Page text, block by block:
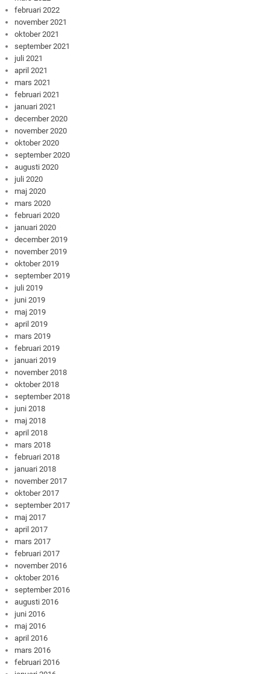
februari 2022
november 2021
oktober 2021
september 2021
juli 2021
april 2021
mars 2021
februari 2021
januari 2021
december 2020
november 2020
oktober 2020
september 2020
augusti 2020
juli 2020
maj 2020
mars 2020
februari 2020
januari 2020
december 2019
november 2019
oktober 2019
september 2019
juli 2019
juni 2019
maj 2019
april 2019
mars 2019
februari 2019
januari 2019
november 2018
oktober 2018
september 2018
juni 2018
maj 2018
april 2018
mars 2018
februari 2018
januari 2018
november 2017
oktober 2017
september 2017
maj 2017
april 2017
mars 2017
februari 2017
november 2016
oktober 2016
september 2016
augusti 2016
juni 2016
maj 2016
april 2016
mars 2016
februari 2016